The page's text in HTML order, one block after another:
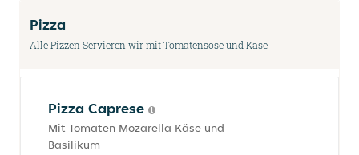
Pizza
Alle Pizzen Servieren wir mit Tomatensose und Käse
Pizza Caprese
Mit Tomaten Mozarella Käse und
Basilikum